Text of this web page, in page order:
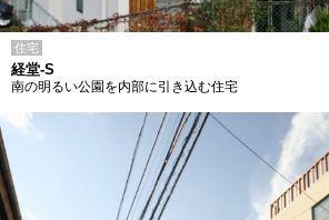
住宅
経堂-S
南の明るい公園を内部に引き込む住宅